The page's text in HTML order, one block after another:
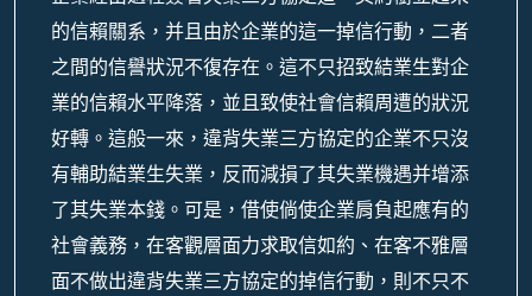
的信賴關系，并且由於企業的這一掉信行動，二者
之間的信譽狀況不復存在。這不只招致結業生對企
業的信賴水平降落，並且致使社會信賴周遭的狀況
好轉。這般一來，違背失業三方協定的企業不只沒
有輔助結業生失業，反而減損了其失業機遇并增添
了其失業本錢。可是，借使倘使企業肩負起應有的
社會義務，在客觀層面力求取信如約、在客不雅層
面不做出違背失業三方協定的掉信行動，則不只不